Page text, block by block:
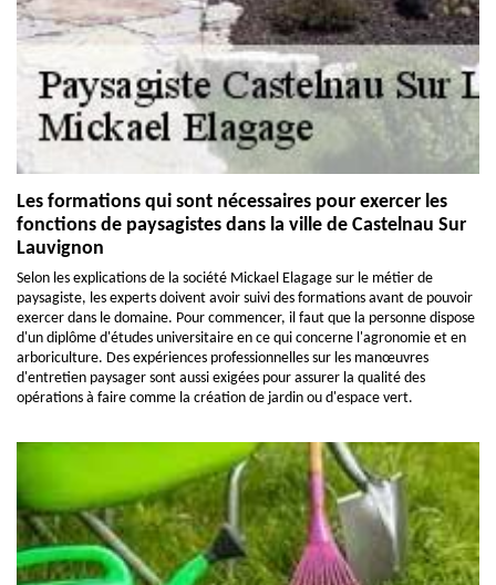
Les formations qui sont nécessaires pour exercer les
fonctions de paysagistes dans la ville de Castelnau Sur
Lauvignon
Selon les explications de la société Mickael Elagage sur le métier de
paysagiste, les experts doivent avoir suivi des formations avant de pouvoir
exercer dans le domaine. Pour commencer, il faut que la personne dispose
d'un diplôme d'études universitaire en ce qui concerne l'agronomie et en
arboriculture. Des expériences professionnelles sur les manœuvres
d'entretien paysager sont aussi exigées pour assurer la qualité des
opérations à faire comme la création de jardin ou d'espace vert.